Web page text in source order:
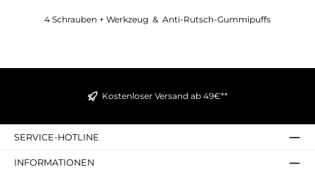
4 Schrauben + Werkzeug & Anti-Rutsch-Gummipuffs
Kostenloser Versand ab 49€**
SERVICE-HOTLINE
INFORMATIONEN